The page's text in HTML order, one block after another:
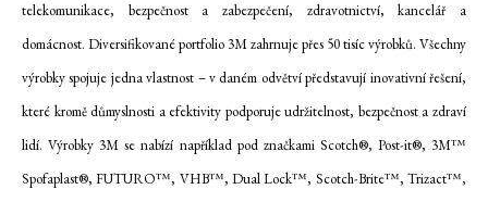
telekomunikace, bezpečnost a zabezpečení, zdravotnictví, kancelář a
domácnost. Diversifikované portfolio 3M zahrnuje přes 50 tisíc výrobků. Všechny
výrobky spojuje jedna vlastnost – v daném odvětví představují inovativní řešení,
které kromě důmyslnosti a efektivity podporuje udržitelnost, bezpečnost a zdraví
lidí. Výrobky 3M se nabízí například pod značkami Scotch®, Post-it®, 3M™
Spofaplast®, FUTURO™, VHB™, Dual Lock™, Scotch-Brite™, Trizact™,